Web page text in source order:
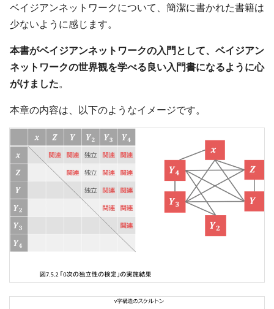
ベイジアンネットワークについて、簡潔に書かれた書籍は
少ないように感じます。
本書がベイジアンネットワークの入門として、ベイジアン
ネットワークの世界観を学べる良い入門書になるように心
がけました。
本章の内容は、以下のようなイメージです。